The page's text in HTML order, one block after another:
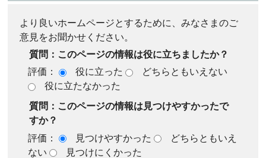
より良いホームページとするために、みなさまのご
意見をお聞かせください。
質問：このページの情報は役に立ちましたか？
評価：
役に立った
どちらともいえない
役に立たなかった
質問：このページの情報は見つけやすかったで
すか？
評価：
見つけやすかった
どちらともいえ
ない
見つけにくかった